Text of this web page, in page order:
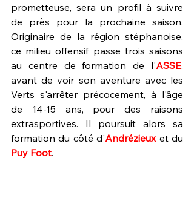
prometteuse, sera un profil à suivre
de près pour la prochaine saison.
Originaire de la région stéphanoise,
ce milieu offensif passe trois saisons
au centre de formation de l'ASSE,
avant de voir son aventure avec les
Verts s'arrêter précocement, à l'âge
de 14-15 ans, pour des raisons
extrasportives. Il poursuit alors sa
formation du côté d'Andrézieux
Puy Foot.